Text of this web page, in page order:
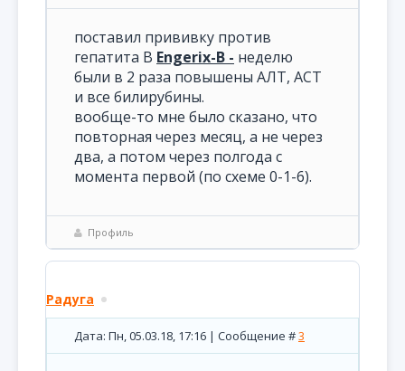
поставил прививку против
гепатита В Engerix-B - неделю
были в 2 раза повышены АЛТ, АСТ
и все билирубины.
вообще-то мне было сказано, что
повторная через месяц, а не через
два, а потом через полгода с
момента первой (по схеме 0-1-6).
Профиль
Радуга
Дата: Пн, 05.03.18, 17:16 | Сообщение #3